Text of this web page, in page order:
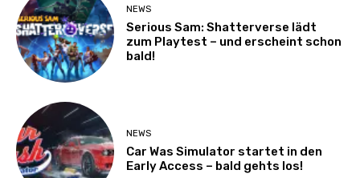
NEWS
Serious Sam: Shatterverse lädt
zum Playtest – und erscheint schon
bald!
NEWS
Car Was Simulator startet in den
Early Access – bald gehts los!